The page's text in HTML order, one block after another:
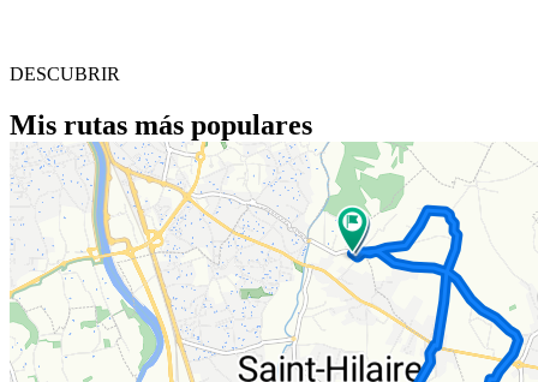
DESCUBRIR
Mis rutas más populares